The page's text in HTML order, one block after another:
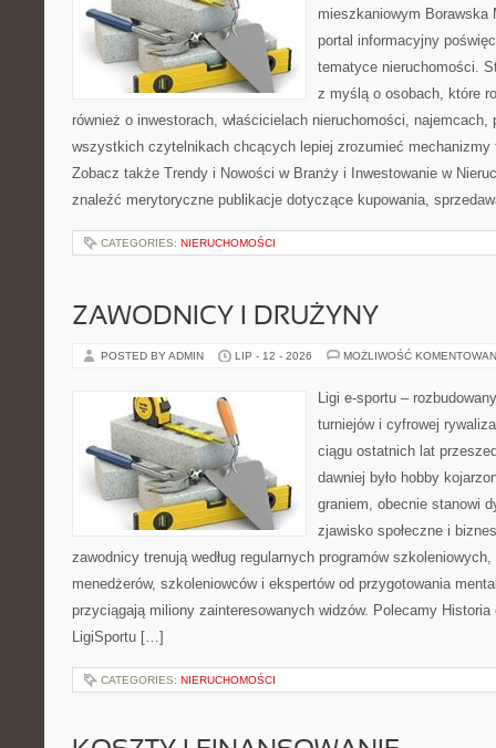
mieszkaniowym Borawska
portal informacyjny
tematyce nieruchomości.
z myślą o osobach, które
również o inwestorach, właścicielach nieruchomości, najemcach,
wszystkich czytelnikach chcących lepiej zrozumieć mechanizmy
Zobacz także Trendy i Nowości w Branży i Inwestowanie w
znaleźć merytoryczne publikacje dotyczące kupowania,
CATEGORIES: NIERUCHOMOŚCI
ZAWODNICY I DRUŻYNY
POSTED BY ADMIN LIP - 12 - 2026 MOŻLIWOŚĆ
Ligi e-sportu –
turniejów i cyfrowej
ciągu ostatnich lat
dawniej było hobby
graniem, obecnie stanowi
zjawisko społeczne i
zawodnicy trenują według regularnych programów
menedżerów, szkoleniowców i ekspertów od przygotowania
przyciągają miliony zainteresowanych widzów. Polecamy
LigiSportu […]
CATEGORIES: NIERUCHOMOŚCI